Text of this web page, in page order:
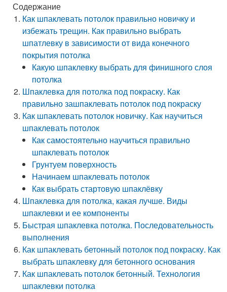
Содержание
Как шпаклевать потолок правильно новичку и
избежать трещин. Как правильно выбрать
шпатлевку в зависимости от вида конечного
покрытия потолка
Какую шпаклевку выбрать для финишного слоя
потолка
Шпаклевка для потолка под покраску. Как
правильно зашпаклевать потолок под покраску
Как шпаклевать потолок новичку. Как научиться
шпаклевать потолок
Как самостоятельно научиться правильно
шпаклевать потолок
Грунтуем поверхность
Начинаем шпаклевать потолок
Как выбрать стартовую шпаклёвку
Шпаклевка для потолка, какая лучше. Виды
шпаклевки и ее компоненты
Быстрая шпаклевка потолка. Последовательность
выполнения
Как шпаклевать бетонный потолок под покраску. Как
выбрать шпаклевку для бетонного основания
Как шпаклевать потолок бетонный. Технология
шпаклевки потолка